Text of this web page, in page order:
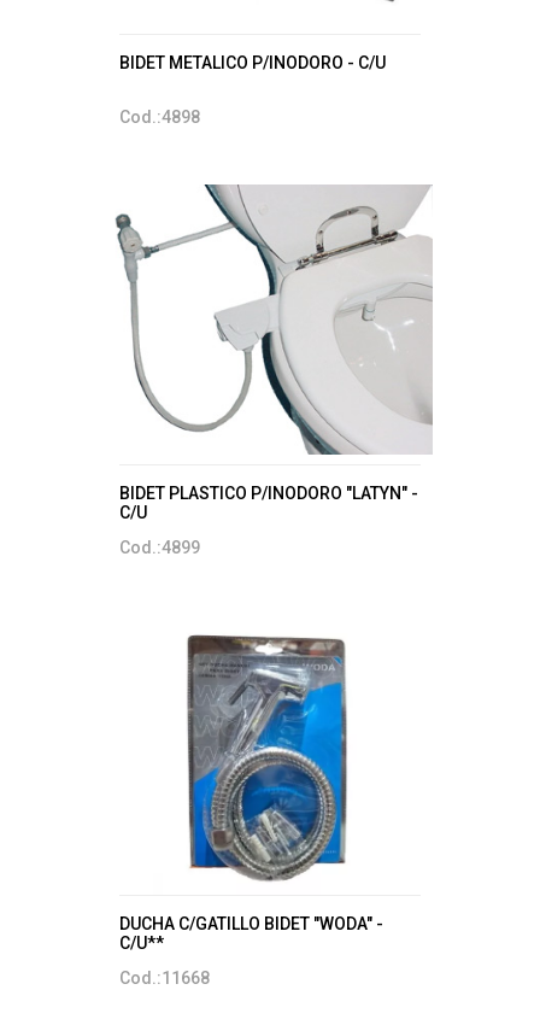
BIDET METALICO P/INODORO - C/U
Cod.:4898
BIDET PLASTICO P/INODORO "LATYN" -
C/U
Cod.:4899
DUCHA C/GATILLO BIDET "WODA" -
C/U**
Cod.:11668